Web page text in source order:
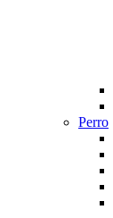
Perro